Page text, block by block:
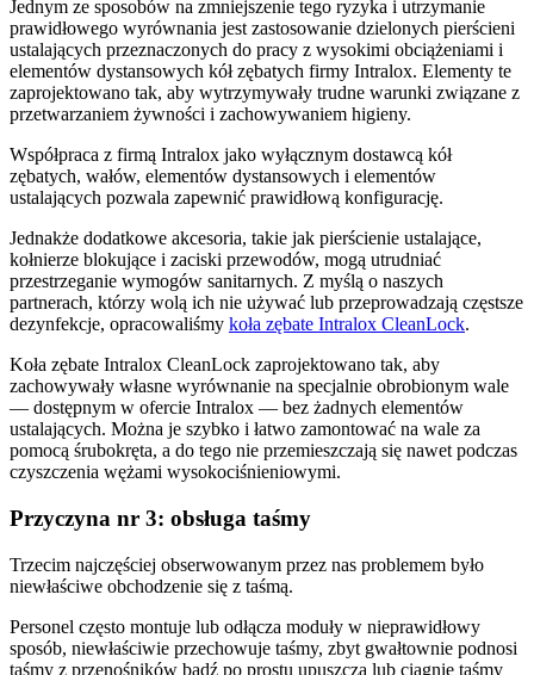
Jednym ze sposobów na zmniejszenie tego ryzyka i utrzymanie
prawidłowego wyrównania jest zastosowanie dzielonych pierścieni
ustalających przeznaczonych do pracy z wysokimi obciążeniami i
elementów dystansowych kół zębatych firmy Intralox. Elementy te
zaprojektowano tak, aby wytrzymywały trudne warunki związane z
przetwarzaniem żywności i zachowywaniem higieny.
Współpraca z firmą Intralox jako wyłącznym dostawcą kół
zębatych, wałów, elementów dystansowych i elementów
ustalających pozwala zapewnić prawidłową konfigurację.
Jednakże dodatkowe akcesoria, takie jak pierścienie ustalające,
kołnierze blokujące i zaciski przewodów, mogą utrudniać
przestrzeganie wymogów sanitarnych. Z myślą o naszych
partnerach, którzy wolą ich nie używać lub przeprowadzają częstsze
dezynfekcje, opracowaliśmy koła zębate Intralox CleanLock.
Koła zębate Intralox CleanLock zaprojektowano tak, aby
zachowywały własne wyrównanie na specjalnie obrobionym wale
— dostępnym w ofercie Intralox — bez żadnych elementów
ustalających. Można je szybko i łatwo zamontować na wale za
pomocą śrubokręta, a do tego nie przemieszczają się nawet podczas
czyszczenia wężami wysokociśnieniowymi.
Przyczyna nr 3: obsługa taśmy
Trzecim najczęściej obserwowanym przez nas problemem było
niewłaściwe obchodzenie się z taśmą.
Personel często montuje lub odłącza moduły w nieprawidłowy
sposób, niewłaściwie przechowuje taśmy, zbyt gwałtownie podnosi
taśmy z przenośników bądź po prostu upuszcza lub ciągnie taśmy